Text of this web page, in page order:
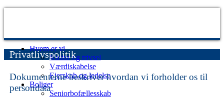
Sjælsø
Management
Udvikling
og
byggestyring
af
ejendomsprojekter
Hvem er vi
Kultur og trivsel
Værdiskabelse
Ejerskab og ledelse
Boliger
Seniorbofællesskab
Privatlivspolitik
Dokumenterne beskriver hvordan vi forholder os til
persondata